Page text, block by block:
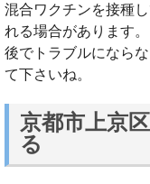
混合ワクチンを接種
れる場合があります。
後でトラブルになら
て下さいね。
京都市上京
る